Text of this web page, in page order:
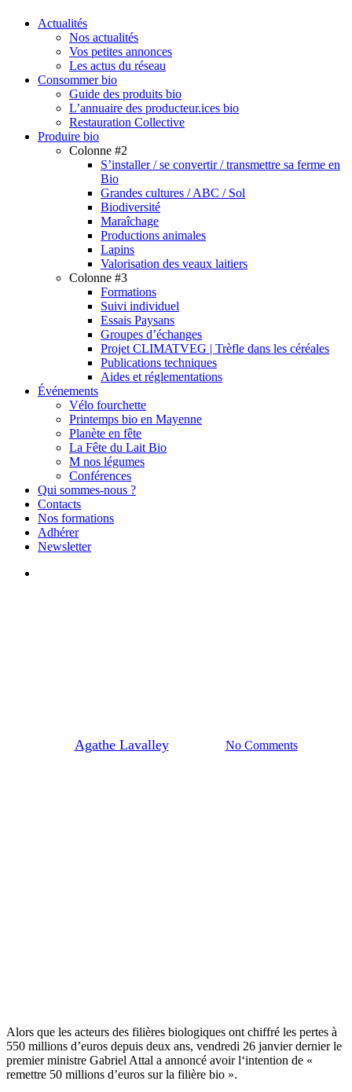
search
Menu
Actualités
Nos actualités
Vos petites annonces
Les actus du réseau
Consommer bio
Guide des produits bio
L’annuaire des producteur.ices bio
Restauration Collective
Produire bio
Colonne #2
S’installer / se convertir / transmettre sa ferme en
Bio
Grandes cultures / ABC / Sol
Biodiversité
Maraîchage
Productions animales
Lapins
Valorisation des veaux laitiers
Colonne #3
Formations
Suivi individuel
Essais Paysans
Groupes d’échanges
Projet CLIMATVEG | Trèfle dans les céréales
Publications techniques
Aides et réglementations
Événements
Vélo fourchette
Printemps bio en Mayenne
Planète en fête
La Fête du Lait Bio
M nos légumes
Conférences
Qui sommes-nous ?
Contacts
Nos formations
Adhérer
Newsletter
Agathe Lavalley29/01/2024 No Comments
Alors que les acteurs des filières biologiques ont chiffré les pertes à
550 millions d’euros depuis deux ans, vendredi 26 janvier dernier le
premier ministre Gabriel Attal a annoncé avoir l‘intention de «
remettre 50 millions d’euros sur la filière bio ».